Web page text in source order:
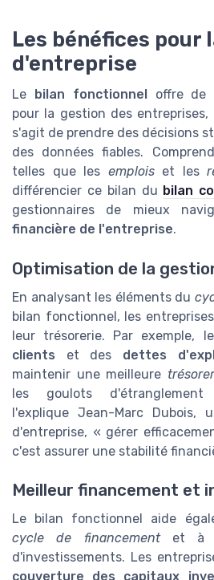
Les bénéfices pour
d'entreprise
Le bilan fonctionnel
offre de
pour la gestion des entreprises,
s'agit de prendre des décisions
des données fiables.
telles que les emploiset les
différencier ce bilan du bilan
gestionnaires de mieux
financière de l'entreprise.
Optimisation de la
En analysant les éléments du
bilan fonctionnel, les
leur trésorerie. Par exemple,
clients et des dettes
maintenir une meilleure
les goulots d'étranglement
l'explique Jean-Marc Dubois,
d'entreprise, « gérer
c'est assurer une stabilité
Meilleur financement et
Le bilan fonctionnel aide
cycle de financementet à
d'investissements. Les
couverture des capitaux